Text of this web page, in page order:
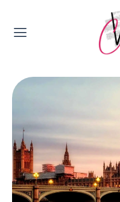
Valerie's Topics
Lifestyle,
Top